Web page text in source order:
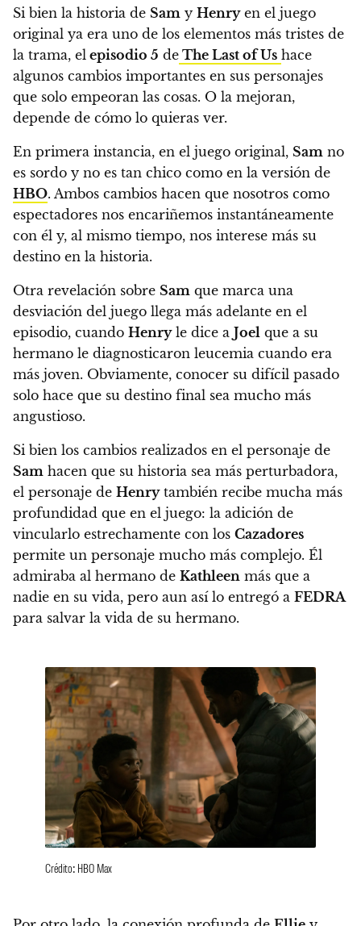
Si bien la historia de Sam y Henryen el juego
original ya era uno de los elementos más tristes de
la trama, el episodio 5 de The Last of Us hace
algunos cambios importantes en sus personajes
que solo empeoran las cosas. O la mejoran,
depende de cómo lo quieras ver.
En primera instancia, en el juego original, Sam no
es sordo y no es tan chico como en la versión de
HBO. Ambos cambios hacen que nosotros como
espectadores nos encariñemos instantáneamente
con él y, al mismo tiempo, nos interese más su
destino en la historia.
Otra revelación sobre Sam que marca una
desviación del juego llega más adelante en el
episodio, cuando Henryle dice a Joel que a su
hermano le diagnosticaron leucemia cuando era
más joven. Obviamente, conocer su difícil pasado
solo hace que su destino final sea mucho más
angustioso.
Si bien los cambios realizados en el personaje de
Sam hacen que su historia sea más perturbadora,
el personaje de Henrytambién recibe mucha más
profundidad que en el juego: la adición de
vincularlo estrechamente con los Cazadores
permite un personaje mucho más complejo. Él
admiraba al hermano de Kathleen más que a
nadie en su vida, pero aun así lo entregó a FEDRA
para salvar la vida de su hermano.
Crédito: HBO Max